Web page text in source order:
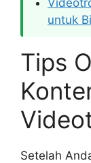
untuk
Tips
Setelah